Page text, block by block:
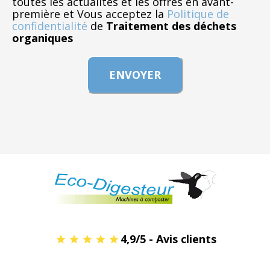
première et Vous acceptez la Politique de
confidentialité de Traitement des déchets
organiques
4,9/5 - Avis clients